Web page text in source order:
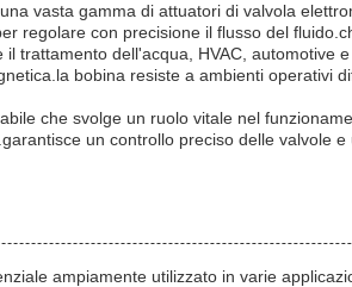
vasta gamma di attuatori di valvola
regolare con precisione il flusso del
trattamento dell'acqua, HVAC, automotive e
bobina resiste a ambienti operativi
che svolge un ruolo vitale nel
un controllo preciso delle valvole
ampiamente utilizzato in varie